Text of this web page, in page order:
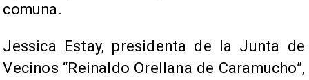
comuna.
Jessica Estay, presidenta de la Junta de
Vecinos “Reinaldo Orellana de Caramucho”,